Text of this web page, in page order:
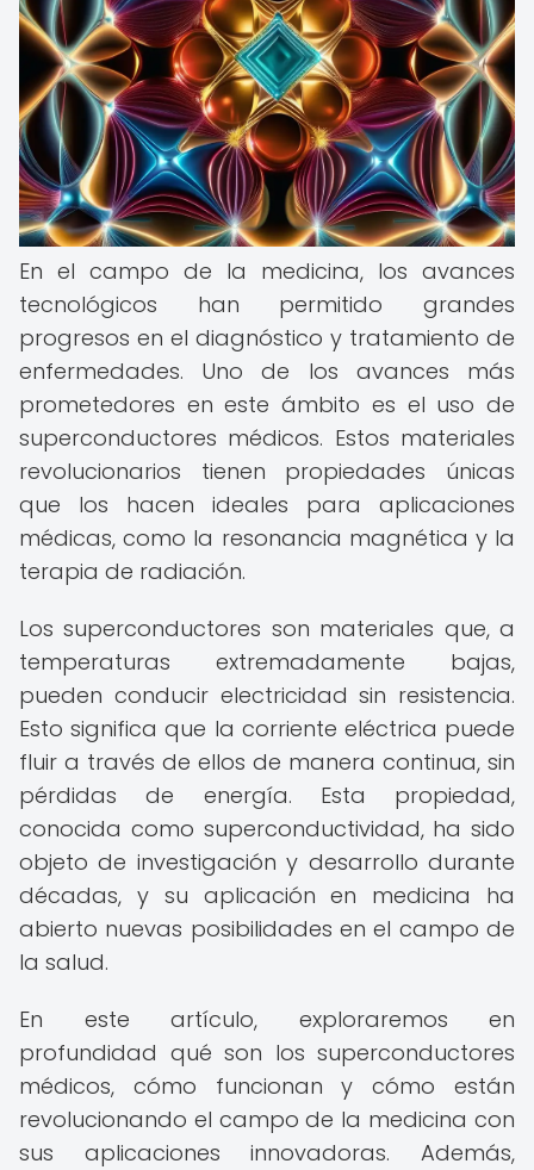
En el campo de la medicina, los avances
tecnológicos han permitido grandes
progresos en el diagnóstico y tratamiento de
enfermedades. Uno de los avances más
prometedores en este ámbito es el uso de
superconductores médicos. Estos materiales
revolucionarios tienen propiedades únicas
que los hacen ideales para aplicaciones
médicas, como la resonancia magnética y la
terapia de radiación.
Los superconductores son materiales que, a
temperaturas extremadamente bajas,
pueden conducir electricidad sin resistencia.
Esto significa que la corriente eléctrica puede
fluir a través de ellos de manera continua, sin
pérdidas de energía. Esta propiedad,
conocida como superconductividad, ha sido
objeto de investigación y desarrollo durante
décadas, y su aplicación en medicina ha
abierto nuevas posibilidades en el campo de
la salud.
En este artículo, exploraremos en
profundidad qué son los superconductores
médicos, cómo funcionan y cómo están
revolucionando el campo de la medicina con
sus aplicaciones innovadoras. Además,